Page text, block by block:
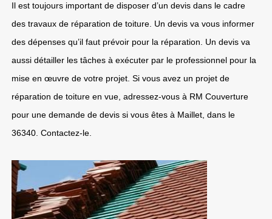
Il est toujours important de disposer d’un devis dans le cadre
des travaux de réparation de toiture. Un devis va vous informer
des dépenses qu’il faut prévoir pour la réparation. Un devis va
aussi détailler les tâches à exécuter par le professionnel pour la
mise en œuvre de votre projet. Si vous avez un projet de
réparation de toiture en vue, adressez-vous à RM Couverture
pour une demande de devis si vous êtes à Maillet, dans le
36340. Contactez-le.